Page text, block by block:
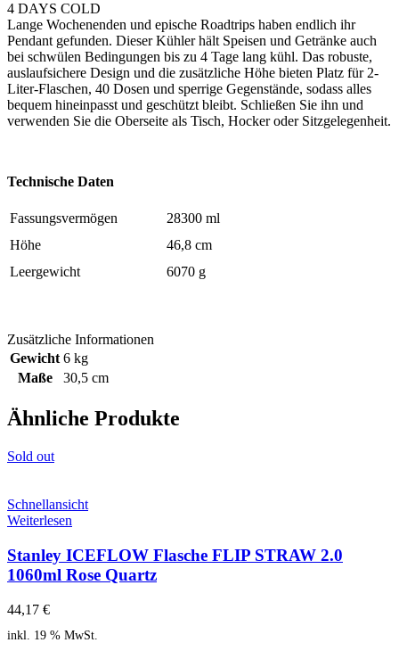
4 DAYS COLD
Lange Wochenenden und epische Roadtrips haben endlich ihr
Pendant gefunden. Dieser Kühler hält Speisen und Getränke auch
bei schwülen Bedingungen bis zu 4 Tage lang kühl. Das robuste,
auslaufsichere Design und die zusätzliche Höhe bieten Platz für 2-
Liter-Flaschen, 40 Dosen und sperrige Gegenstände, sodass alles
bequem hineinpasst und geschützt bleibt. Schließen Sie ihn und
verwenden Sie die Oberseite als Tisch, Hocker oder Sitzgelegenheit.
Technische Daten
Fassungsvermögen
28300 ml
Höhe
46,8 cm
Leergewicht
6070 g
Zusätzliche Informationen
Gewicht 6 kg
Maße
30,5 cm
Ähnliche Produkte
Sold out
Schnellansicht
Weiterlesen
Stanley ICEFLOW Flasche FLIP STRAW 2.0
1060ml Rose Quartz
44,17 €
inkl. 19 % MwSt.